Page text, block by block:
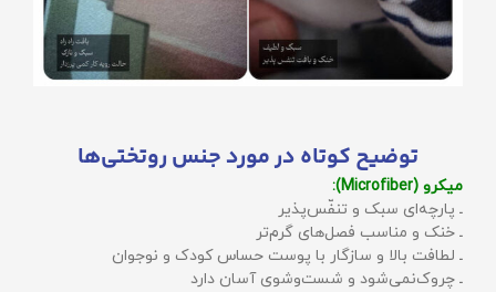
توضیح کوتاه در مورد جنس روتختی‌ها
میکرو (Microfiber):
ـ پارچه‌ای سبک و تنفّس‌پذیر
ـ خنک و مناسب فصل‌های گرم‌تر
ـ لطافت بالا و سازگار با پوست حساس کودک و نوجوان
ـ چروک‌نمی‌شود و شست‌وشوی آسان دارد